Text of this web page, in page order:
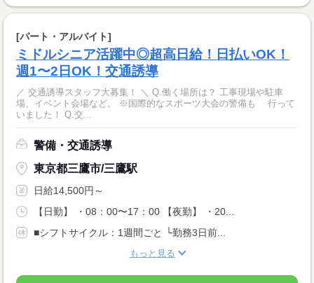
[パート・アルバイト]
ミドルシニア活躍中◎超高日給！日払いOK！
週1〜2日OK！交通誘導
／ 交通誘導スタッフ大募集！ ＼ Q.働く場所は？ 工事現場や駐車
場、イベント会場など。 ※国際的なスポーツ大会の警備も 行って
いました！ Q.交...
警備・交通誘導
東京都三鷹市/三鷹駅
日給14,500円～
【日勤】 ・08：00〜17：00 【夜勤】 ・20...
■シフトサイクル：1週間ごと └勤務3日前...
もっと見る